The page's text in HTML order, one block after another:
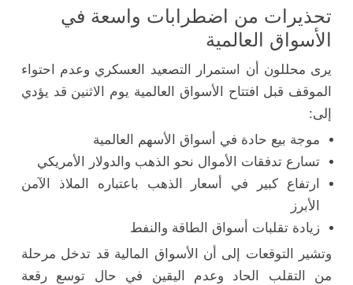
تحذيرات من اضطرابات واسعة في
الأسواق العالمية
يرى محللون أن استمرار التصعيد العسكري وعدم احتواء
الموقف قبل افتتاح الأسواق العالمية يوم الاثنين قد يؤدي
إلى:
موجة بيع حادة في أسواق الأسهم العالمية
تسارع تدفقات الأموال نحو الذهب والدولار الأمريكي
ارتفاع كبير في أسعار الذهب باعتباره الملاذ الآمن
الأبرز
زيادة تقلبات أسواق الطاقة والنفط
وتشير التوقعات إلى أن الأسواق المالية قد تدخل مرحلة
من التقلب الحاد وعدم اليقين في حال توسع رقعة